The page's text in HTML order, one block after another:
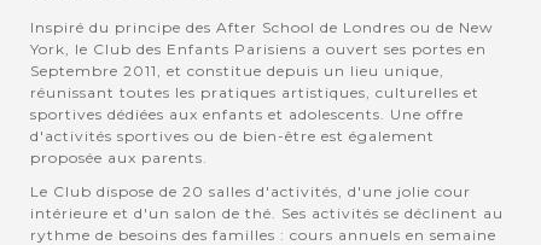
Inspiré du principe des After School de Londres ou de New
York, le Club des Enfants Parisiens a ouvert ses portes en
Septembre 2011, et constitue depuis un lieu unique,
réunissant toutes les pratiques artistiques, culturelles et
sportives dédiées aux enfants et adolescents. Une offre
d'activités sportives ou de bien-être est également
proposée aux parents.
Le Club dispose de 20 salles d'activités, d'une jolie cour
intérieure et d'un salon de thé. Ses activités se déclinent au
rythme de besoins des familles : cours annuels en semaine